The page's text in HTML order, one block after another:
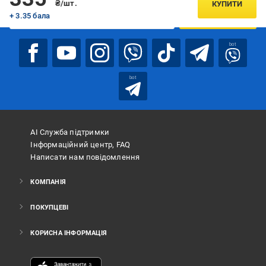
₴/шт.
+ 3.35 бала
КУПИТИ
ПІДПИСАТИСЯ
bot
bot
АІ Служба підтримки
Інформаційний центр, FAQ
Написати нам повідомлення
КОМПАНІЯ
ПОКУПЦЕВІ
КОРИСНА ІНФОРМАЦІЯ